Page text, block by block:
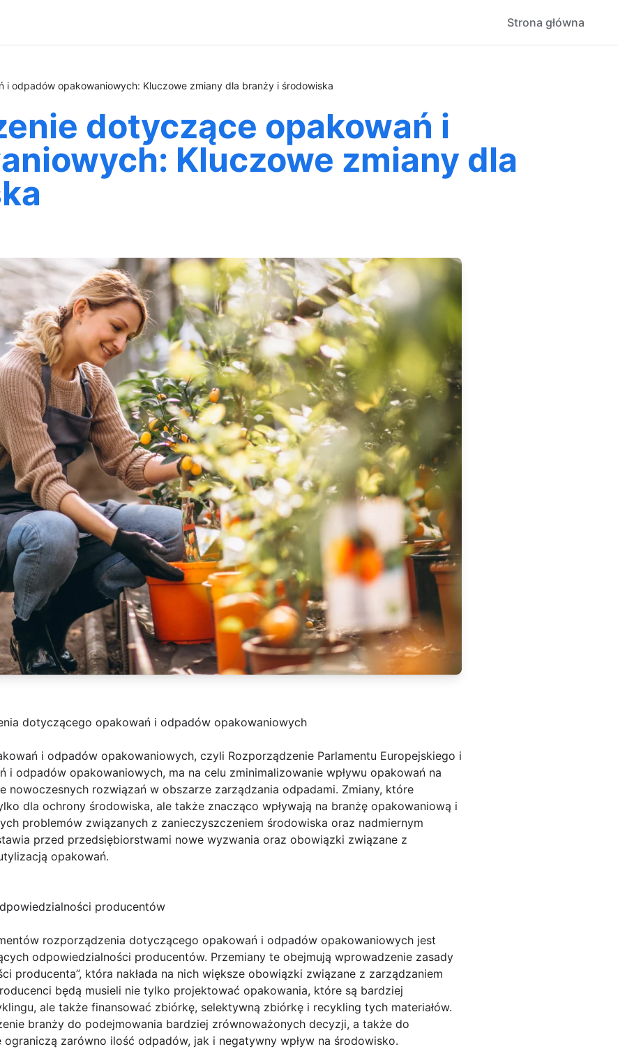
Strona główna
i odpadów opakowaniowych: Kluczowe zmiany dla branży i środowiska
dotyczące opakowań i
Kluczowe zmiany dla
dotyczącego opakowań i odpadów opakowaniowych
i odpadów opakowaniowych, czyli Rozporządzenie Parlamentu Europejskiego i
i odpadów opakowaniowych, ma na celu zminimalizowanie wpływu opakowań na
nowoczesnych rozwiązań w obszarze zarządzania odpadami. Zmiany, które
dla ochrony środowiska, ale także znacząco wpływają na branżę opakowaniową i
problemów związanych z zanieczyszczeniem środowiska oraz nadmiernym
przed przedsiębiorstwami nowe wyzwania oraz obowiązki związane z
opakowań.
producentów
rozporządzenia dotyczącego opakowań i odpadów opakowaniowych jest
odpowiedzialności producentów. Przemiany te obejmują wprowadzenie zasady
producenta”, która nakłada na nich większe obowiązki związane z zarządzaniem
będą musieli nie tylko projektować opakowania, które są bardziej
ale także finansować zbiórkę, selektywną zbiórkę i recykling tych materiałów.
branży do podejmowania bardziej zrównoważonych decyzji, a także do
zarówno ilość odpadów, jak i negatywny wpływ na środowisko.